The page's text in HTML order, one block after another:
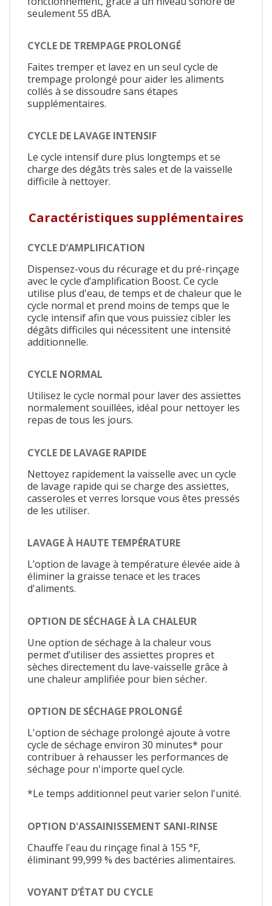
seulement 55 dBA.
CYCLE DE TREMPAGE PROLONGÉ
Faites tremper et lavez en un seul cycle de
trempage prolongé pour aider les aliments
collés à se dissoudre sans étapes
supplémentaires.
CYCLE DE LAVAGE INTENSIF
Le cycle intensif dure plus longtemps et se
charge des dégâts très sales et de la vaisselle
difficile à nettoyer.
Caractéristiques supplémentaires
CYCLE D’AMPLIFICATION
Dispensez-vous du récurage et du pré-rinçage
avec le cycle d’amplification Boost. Ce cycle
utilise plus d'eau, de temps et de chaleur que le
cycle normal et prend moins de temps que le
cycle intensif afin que vous puissiez cibler les
dégâts difficiles qui nécessitent une intensité
additionnelle.
CYCLE NORMAL
Utilisez le cycle normal pour laver des assiettes
normalement souillées, idéal pour nettoyer les
repas de tous les jours.
CYCLE DE LAVAGE RAPIDE
Nettoyez rapidement la vaisselle avec un cycle
de lavage rapide qui se charge des assiettes,
casseroles et verres lorsque vous êtes pressés
de les utiliser.
LAVAGE À HAUTE TEMPÉRATURE
L’option de lavage à température élevée aide à
éliminer la graisse tenace et les traces
d'aliments.
OPTION DE SÉCHAGE À LA CHALEUR
Une option de séchage à la chaleur vous
permet d’utiliser des assiettes propres et
sèches directement du lave-vaisselle grâce à
une chaleur amplifiée pour bien sécher.
OPTION DE SÉCHAGE PROLONGÉ
L'option de séchage prolongé ajoute à votre
cycle de séchage environ 30 minutes* pour
contribuer à rehausser les performances de
séchage pour n'importe quel cycle.
*Le temps additionnel peut varier selon l'unité.
OPTION D'ASSAINISSEMENT SANI-RINSE
Chauffe l'eau du rinçage final à 155 °F,
éliminant 99,999 % des bactéries alimentaires.
VOYANT D’ÉTAT DU CYCLE